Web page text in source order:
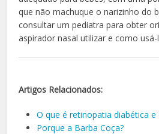
que não machuque o narizinho do
consultar um pediatra para obter
aspirador nasal utilizar e como
Artigos Relacionados:
O que é retinopatia diabética
Porque a Barba Coça?